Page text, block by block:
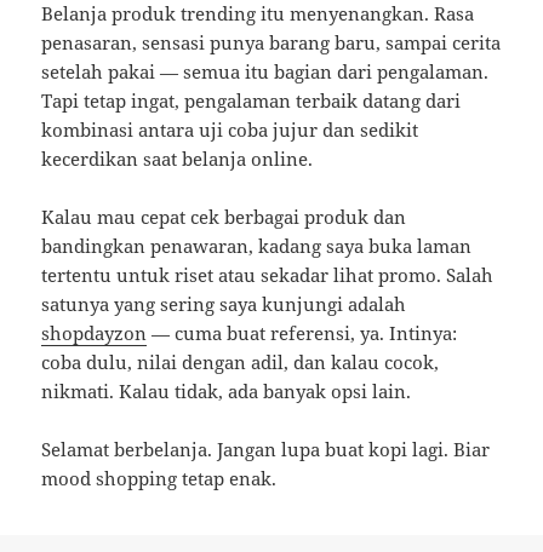
Belanja produk trending itu menyenangkan. Rasa
penasaran, sensasi punya barang baru, sampai cerita
setelah pakai — semua itu bagian dari pengalaman.
Tapi tetap ingat, pengalaman terbaik datang dari
kombinasi antara uji coba jujur dan sedikit
kecerdikan saat belanja online.
Kalau mau cepat cek berbagai produk dan
bandingkan penawaran, kadang saya buka laman
tertentu untuk riset atau sekadar lihat promo. Salah
satunya yang sering saya kunjungi adalah
shopdayzon — cuma buat referensi, ya. Intinya:
coba dulu, nilai dengan adil, dan kalau cocok,
nikmati. Kalau tidak, ada banyak opsi lain.
Selamat berbelanja. Jangan lupa buat kopi lagi. Biar
mood shopping tetap enak.